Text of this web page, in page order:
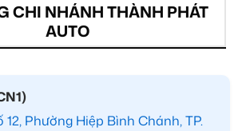
CHI NHÁNH THÀNH PHÁT
AUTO
12, Phường Hiệp Bình Chánh, TP.